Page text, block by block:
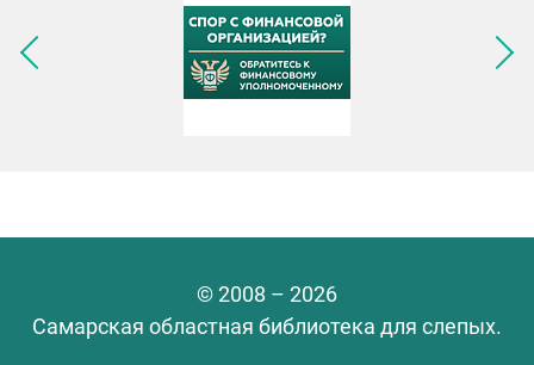
Следующее изображение
© 2008 – 2026
Самарская областная библиотека для слепых.